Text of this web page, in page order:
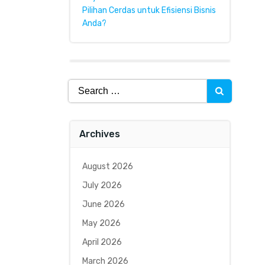
Pilihan Cerdas untuk Efisiensi Bisnis
Anda?
Search
for:
Archives
August 2026
July 2026
June 2026
May 2026
April 2026
March 2026